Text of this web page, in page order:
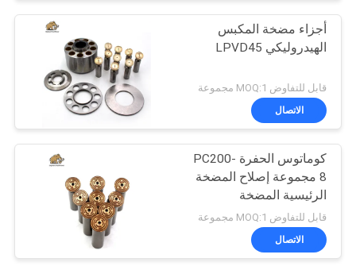
أجزاء مضخة المكبس
الهيدروليكي LPVD45
قابل للتفاوض MOQ:1 مجموعة
الاتصال
كوماتوس الحفرة PC200-
8 مجموعة إصلاح المضخة
الرئيسية المضخة
الهيدروليكية جزء مضخة
البستون صيانة خدمات
إصلاح
قابل للتفاوض MOQ:1 مجموعة
الاتصال